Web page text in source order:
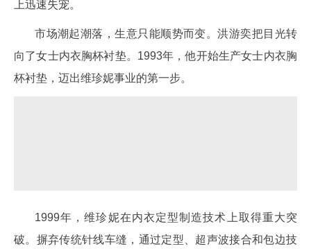
上迅速失宠。
市场潮起潮落，生意只能顺势而变。洪游奕把目光转
向了女士内衣胸杯衬垫。1993年，他开始生产女士内衣胸
杯衬垫，迈出维珍妮事业的第一步。
1999年，维珍妮在内衣定型制造技术上取得重大突
破。摒弃传统针线车缝，通过定型、超声波接合和包边技